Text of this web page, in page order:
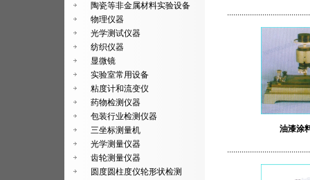
陶瓷等非金属材料实验设备
物理仪器
光学测试仪器
纺织仪器
显微镜
实验室常用设备
粘度计和流变仪
药物检测仪器
包装行业检测仪器
三坐标测量机
光学测量仪器
齿轮测量仪器
圆度圆柱度仪轮形状检测
油漆涂